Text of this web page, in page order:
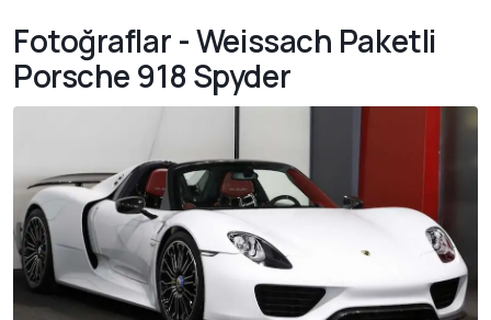
Fotoğraflar - Weissach Paketli
Porsche 918 Spyder